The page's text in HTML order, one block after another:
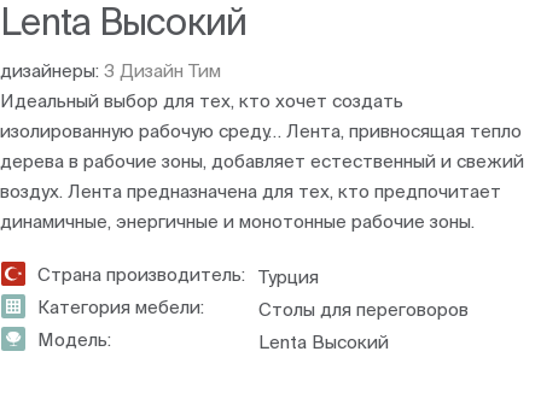
Lenta Высокий
дизайнеры: З Дизайн Тим
Идеальный выбор для тех, кто хочет создать
изолированную рабочую среду… Лента, привносящая тепло
дерева в рабочие зоны, добавляет естественный и свежий
воздух. Лента предназначена для тех, кто предпочитает
динамичные, энергичные и монотонные рабочие зоны.
Страна производитель:
Турция
Категория мебели:
Столы для переговоров
Модель:
Lenta Высокий